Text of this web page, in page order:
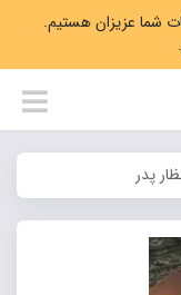
انجام سفارشات شما عزیزان هستیم.
پدر